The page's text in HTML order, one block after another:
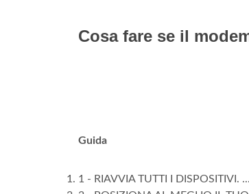
Cosa fare se il
Guida
1 - RIAVVIA TUTTI I DISPOSITIVI. ...